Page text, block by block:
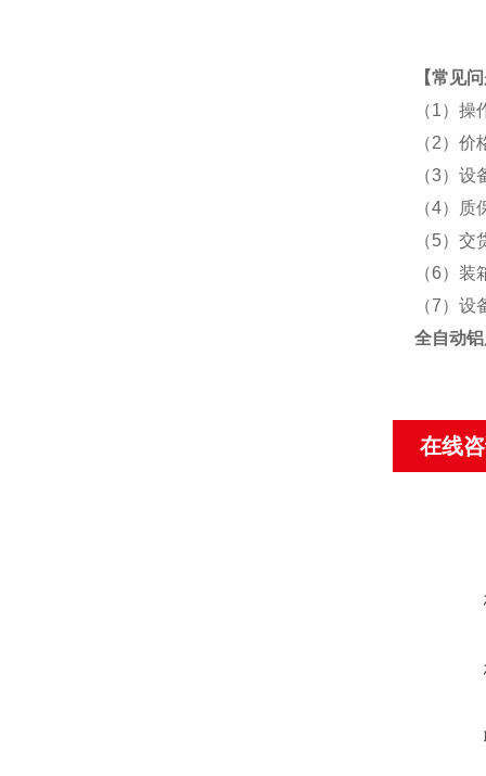
【常见
（1）
（2）
（3）
（4）质
（5）
（6）装
（7）
全自动
在线